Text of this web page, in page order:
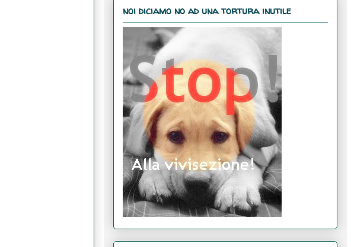
noi diciamo no ad una tortura inutile